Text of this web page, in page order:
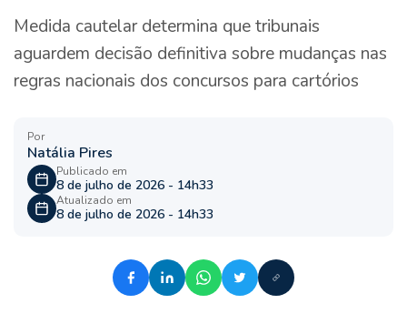
Medida cautelar determina que tribunais
aguardem decisão definitiva sobre mudanças nas
regras nacionais dos concursos para cartórios
Por
Natália Pires
Publicado em
8 de julho de 2026 - 14h33
Atualizado em
8 de julho de 2026 - 14h33